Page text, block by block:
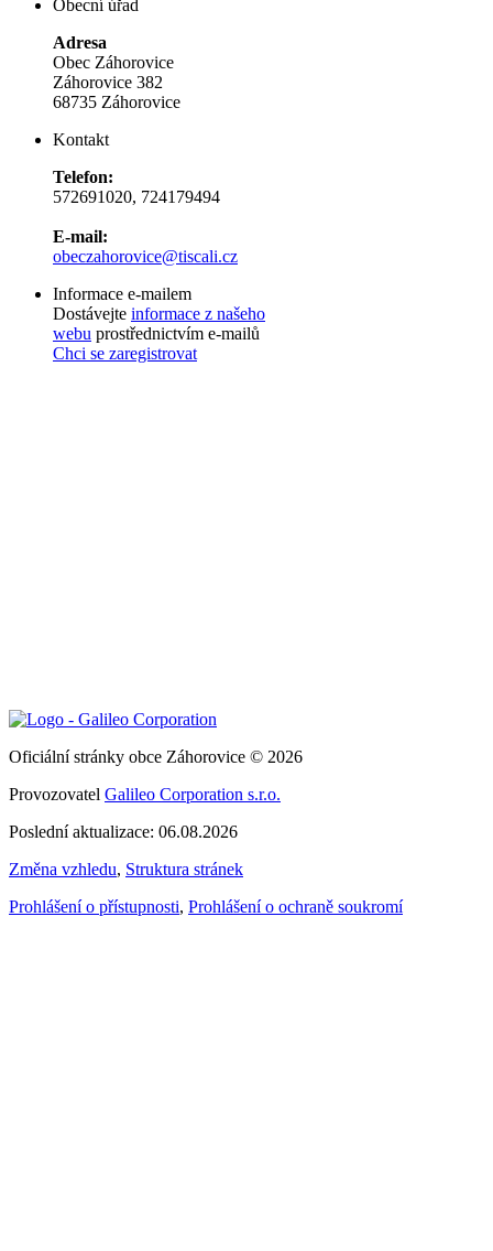
Obecní úřad
Adresa
Obec Záhorovice
Záhorovice 382
68735 Záhorovice
Kontakt
Telefon:
572691020, 724179494
E-mail:
obeczahorovice@tiscali.cz
Informace e-mailem
Dostávejte informace z našeho
webu prostřednictvím e-mailů
Chci se zaregistrovat
Oficiální stránky obce Záhorovice © 2026
Provozovatel Galileo Corporation s.r.o.
Poslední aktualizace: 06.08.2026
Změna vzhledu, Struktura stránek
Prohlášení o přístupnosti, Prohlášení o ochraně soukromí